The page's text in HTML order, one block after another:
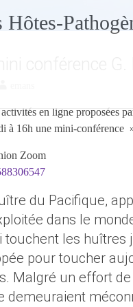
activités en ligne proposées
à 16h une mini-conférence
Zoom
du Pacifique,
dans le
touchent les
pour toucher
Malgré un effort
demeuraient